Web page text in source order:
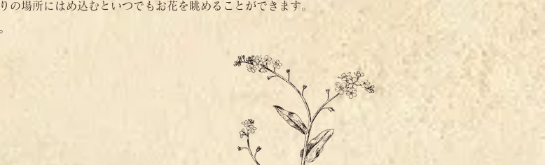
の場所にはめ込むといつでもお花を眺めることができます。